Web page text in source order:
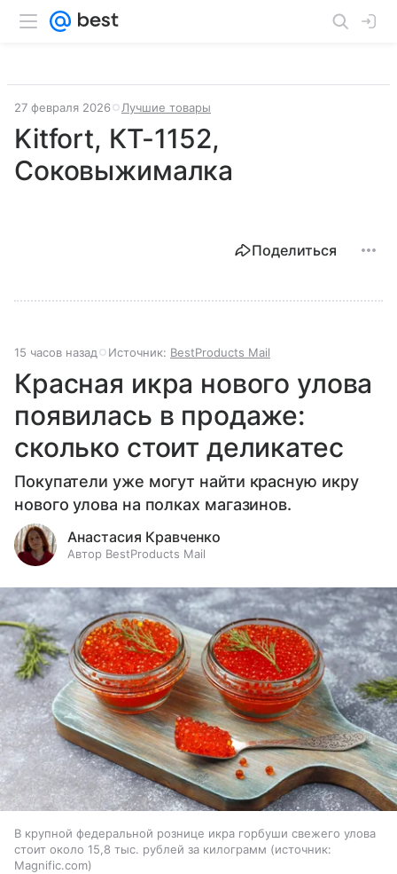
27 февраля 2026 Лучшие товары
Kitfort, КТ-1152,
Соковыжималка
Поделиться
15 часов назад Источник: BestProducts Mail
Красная икра нового улова
появилась в продаже:
сколько стоит деликатес
Покупатели уже могут найти красную икру
нового улова на полках магазинов.
Анастасия Кравченко
Автор BestProducts Mail
В крупной федеральной рознице икра горбуши свежего улова
стоит около 15,8 тыс. рублей за килограмм
источник:
Magnific.com